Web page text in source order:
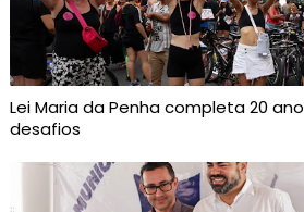
Lei Maria da Penha completa 20
desafios